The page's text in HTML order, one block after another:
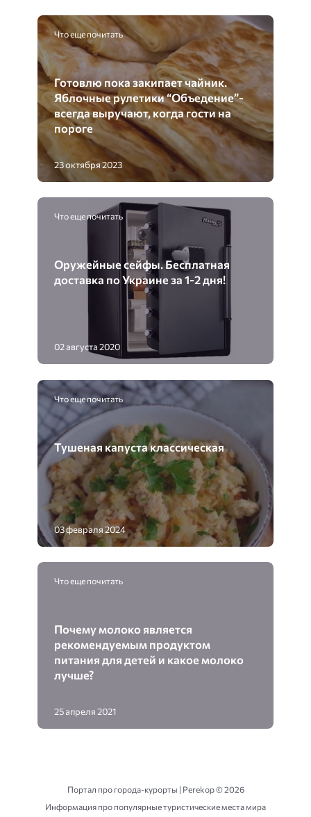
Что еще почитать
Готовлю пока закипает чайник.
Яблочные рулетики “Объедение”-
всегда выручают, когда гости на
пороге
23 октября 2023
Что еще почитать
Оружейные сейфы. Бесплатная
доставка по Украине за 1-2 дня!
02 августа 2020
Что еще почитать
Тушеная капуста классическая
03 февраля 2024
Что еще почитать
Почему молоко является
рекомендуемым продуктом
питания для детей и какое молоко
лучше?
25 апреля 2021
Портал про города-курорты | Perekop ©2026
Информация про популярные туристические места мира